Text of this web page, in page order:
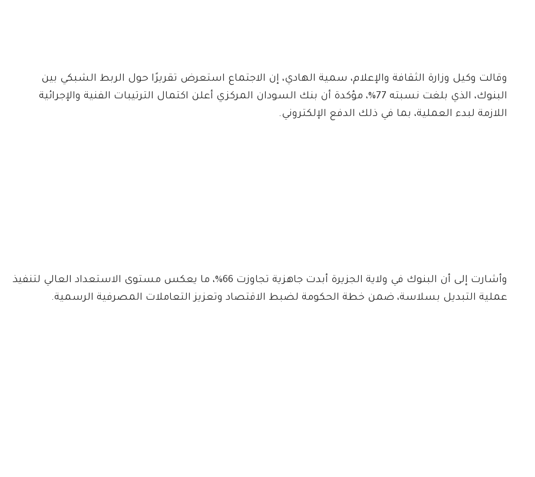
وقالت وكيل وزارة الثقافة والإعلام، سمية الهادي، إن الاجتماع استعرض تقريرًا حول الربط الشبكي بين
البنوك، الذي بلغت نسبته 77%، مؤكدة أن بنك السودان المركزي أعلن اكتمال الترتيبات الفنية والإجرائية
اللازمة لبدء العملية، بما في ذلك الدفع الإلكتروني.
وأشارت إلى أن البنوك في ولاية الجزيرة أبدت جاهزية تجاوزت 66%، ما يعكس مستوى الاستعداد العالي لتنفيذ
عملية التبديل بسلاسة، ضمن خطة الحكومة لضبط الاقتصاد وتعزيز التعاملات المصرفية الرسمية.